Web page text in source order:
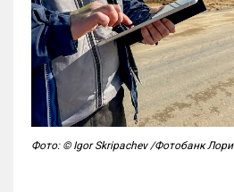
Фото: © Igor Skripachev /Фотобанк Лори